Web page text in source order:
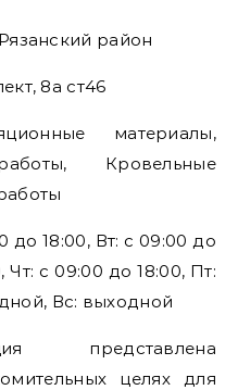
район
8а ст46
материалы,
Кровельные
18:00, Вт: с 09:00 до
Чт: с 09:00 до 18:00, Пт:
Вс: выходной
представлена
целях для